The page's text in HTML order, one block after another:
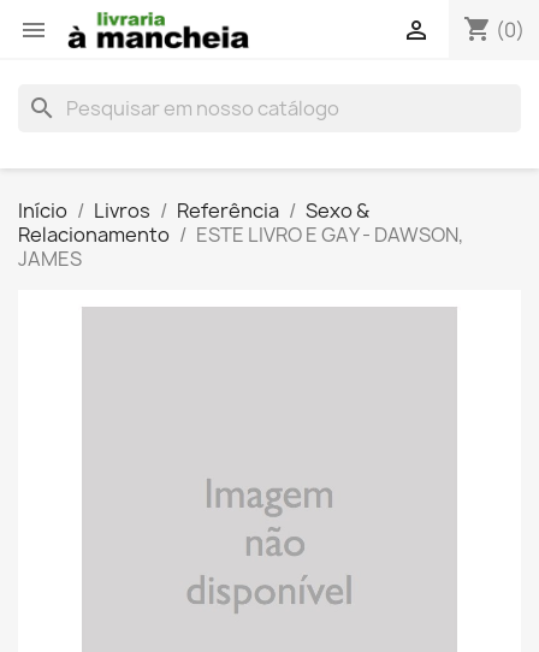
 shopping_cart (0)

search
Início Livros Referência
Sexo &
Relacionamento
ESTE LIVRO E GAY - DAWSON,
JAMES